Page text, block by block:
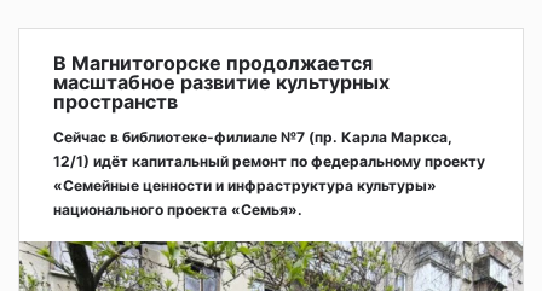
В Магнитогорске продолжается
масштабное развитие культурных
пространств
Сейчас в библиотеке-филиале №7 (пр. Карла Маркса,
12/1) идёт капитальный ремонт по федеральному проекту
«Семейные ценности и инфраструктура культуры»
национального проекта «Семья».